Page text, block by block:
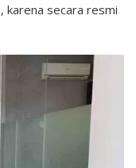
karena secara resmi